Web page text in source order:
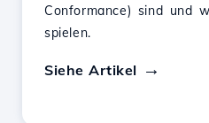
Conformance) sind und
spielen.
Siehe Artikel